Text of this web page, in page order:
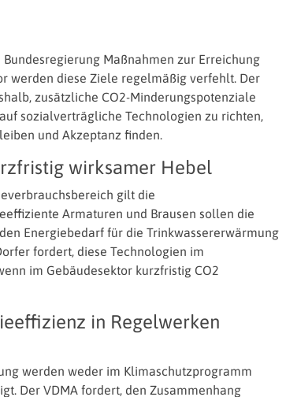
Maßnahmen zur Erreichung
werden diese Ziele regelmäßig verfehlt. Der
zusätzliche CO2-Minderungspotenziale
sozialverträgliche Technologien zu richten,
und Akzeptanz finden.
wirksamer Hebel
gilt die
Armaturen und Brausen sollen die
Energiebedarf für die Trinkwassererwärmung
fordert, diese Technologien im
im Gebäudesektor kurzfristig CO2
in Regelwerken
werden weder im Klimaschutzprogramm
Der VDMA fordert, den Zusammenhang